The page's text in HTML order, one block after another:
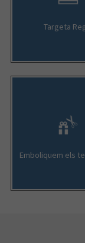
Targeta
Emboliquem els